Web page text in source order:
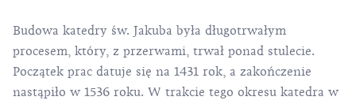
Budowa katedry św. Jakuba była długotrwałym
procesem, który, z przerwami, trwał ponad stulecie.
Początek prac datuje się na 1431 rok, a zakończenie
nastąpiło w 1536 roku. W trakcie tego okresu katedra w